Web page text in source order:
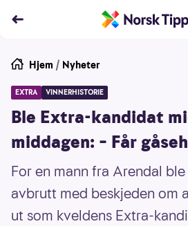
Hjem / Nyheter
EXTRA VINNERHISTORIE
Ble Extra-kandidat
middagen: – Får
For en mann fra Arendal
avbrutt med beskjeden om
ut som kveldens Extra-